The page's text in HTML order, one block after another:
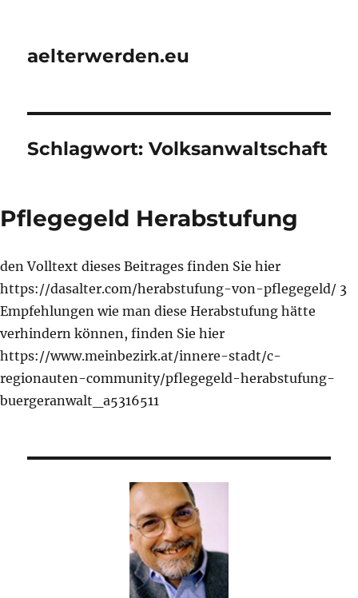
aelterwerden.eu
Schlagwort:Volksanwaltschaft
Pflegegeld Herabstufung
den Volltext dieses Beitrages finden Sie hier
https://dasalter.com/herabstufung-von-pflegegeld/ 3
Empfehlungen wie man diese Herabstufung hätte
verhindern können, finden Sie hier
https://www.meinbezirk.at/innere-stadt/c-
regionauten-community/pflegegeld-herabstufung-
buergeranwalt_a5316511